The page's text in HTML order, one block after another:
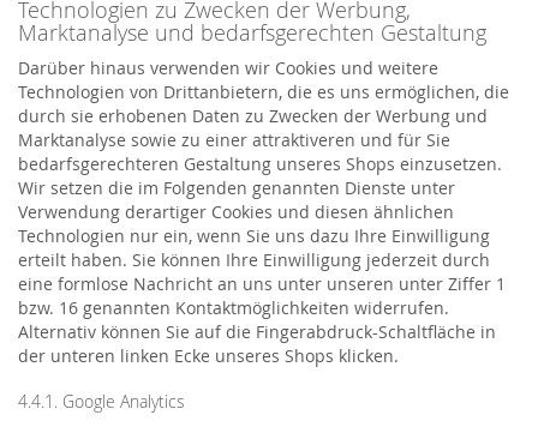
Technologien zu Zwecken der Werbung,
Marktanalyse und bedarfsgerechten Gestaltung
Darüber hinaus verwenden wir Cookies und weitere
Technologien von Drittanbietern, die es uns ermöglichen, die
durch sie erhobenen Daten zu Zwecken der Werbung und
Marktanalyse sowie zu einer attraktiveren und für Sie
bedarfsgerechteren Gestaltung unseres Shops einzusetzen.
Wir setzen die im Folgenden genannten Dienste unter
Verwendung derartiger Cookies und diesen ähnlichen
Technologien nur ein, wenn Sie uns dazu Ihre Einwilligung
erteilt haben. Sie können Ihre Einwilligung jederzeit durch
eine formlose Nachricht an uns unter unseren unter Ziffer 1
bzw. 16 genannten Kontaktmöglichkeiten widerrufen.
Alternativ können Sie auf die Fingerabdruck-Schaltfläche in
der unteren linken Ecke unseres Shops klicken.
4.4.1. Google Analytics